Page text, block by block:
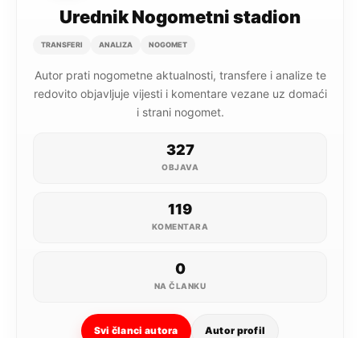
Urednik Nogometni stadion
TRANSFERI ANALIZA NOGOMET
Autor prati nogometne aktualnosti, transfere i analize te
redovito objavljuje vijesti i komentare vezane uz domaći
i strani nogomet.
327
OBJAVA
119
KOMENTARA
0
NA ČLANKU
Svi članci autora Autor profil